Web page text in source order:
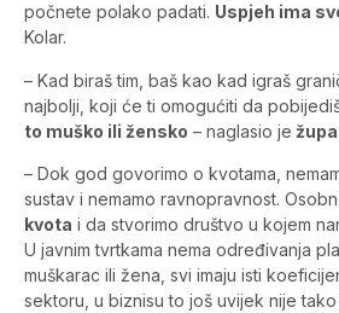
počnete polako padati. Uspjeh ima
Kolar.
– Kad biraš tim, baš kao kad igraš
najbolji, koji će ti omogućiti da
to muško ili žensko – naglasio je
– Dok god govorimo o kvotama,
sustav i nemamo ravnopravnost.
kvota i da stvorimo društvo u kojem
U javnim tvrtkama nema određivanja
muškarac ili žena, svi imaju isti
sektoru, u biznisu to još uvijek nije